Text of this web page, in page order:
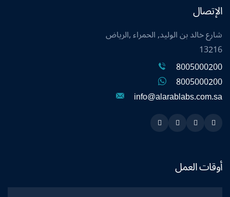
الإتصال
شارع خالد بن الوليد, الحمراء ,الرياض
13216
8005000200
8005000200
info@alarablabs.com.sa
Snapchat
Twitter
Linkedin
Instagram
أوقات العمل